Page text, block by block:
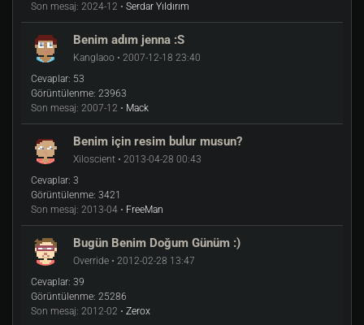
Serdar, Bursa Güzelyalı'da
Ben Selanik'im!
Güzelyalı'yı kardeş şehir ilan ettim.
SON
----------------------------------------
BENİM ADIM GÜZELYALI
Ben Bursa Güzelyalı'yım!
Son mesaj: 2024-12 • Serdar Yıldırım
Benim adım jenna :S
Kanglaoo • 2007-12-18 23:40
Cevaplar: 53
Görüntülenme: 23963
Son mesaj: 2007-12 • Mack
Benim için resim bulur musun?
Xiloscient • 2013-04-28 00:43
Cevaplar: 3
Görüntülenme: 3421
Son mesaj: 2013-04 • FreeMan
Bugün Benim Doğum Günüm :)
Override • 2012-02-28 13:47
Cevaplar: 39
Görüntülenme: 25286
Son mesaj: 2012-02 • Zerox